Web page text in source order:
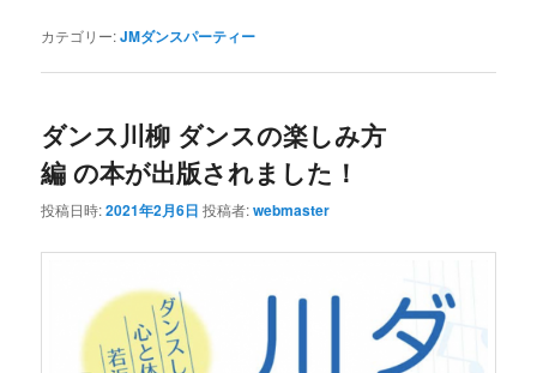
カテゴリー:JMダンスパーティー
ダンス川柳 ダンスの楽しみ方
編 の本が出版されました！
投稿日時:2021年2月6日 投稿者:webmaster